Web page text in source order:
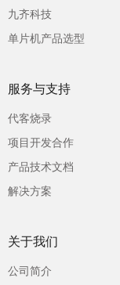
九齐科技
单片机产品选型
服务与支持
代客烧录
项目开发合作
产品技术文档
解决方案
关于我们
公司简介